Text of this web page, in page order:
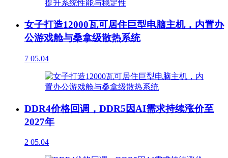
女子打造12000瓦可居住巨型电脑主机，内置办
公游戏舱与桑拿级散热系统
7 05.04
DDR4价格回调，DDR5因AI需求持续涨价至
2027年
2 05.04